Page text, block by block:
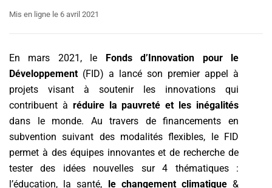
Mis en ligne le 6 avril 2021
En mars 2021, le Fonds d’Innovation pour le
Développement (FID) a lancé son premier appel à
projets visant à soutenir les innovations qui
contribuent à réduire la pauvreté et les inégalités
dans le monde. Au travers de financements en
subvention suivant des modalités flexibles, le FID
permet à des équipes innovantes et de recherche de
tester des idées nouvelles sur 4 thématiques :
l’éducation, la santé, le changement climatique &